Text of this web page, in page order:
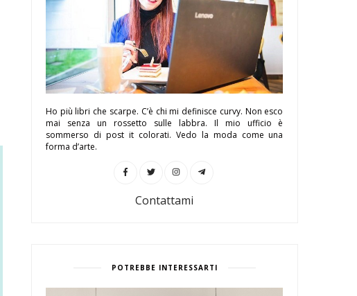
Ho più libri che scarpe. C’è chi mi definisce curvy. Non esco
mai senza un rossetto sulle labbra. Il mio ufficio è
sommerso di post it colorati. Vedo la moda come una
forma d’arte.
Contattami
POTREBBE INTERESSARTI